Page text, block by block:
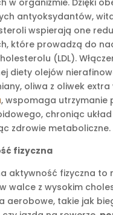
w organizmie. Dzięki
antyoksydantów,
wspierają one
które prowadzą do
(LDL).
diety olejów
oliwa z oliwek extra
, wspomaga utrzymanie
chroniąc
zdrowie metaboliczne.
fizyczna
aktywność fizyczna to
walce z wysokim
aerobowe, takie jak